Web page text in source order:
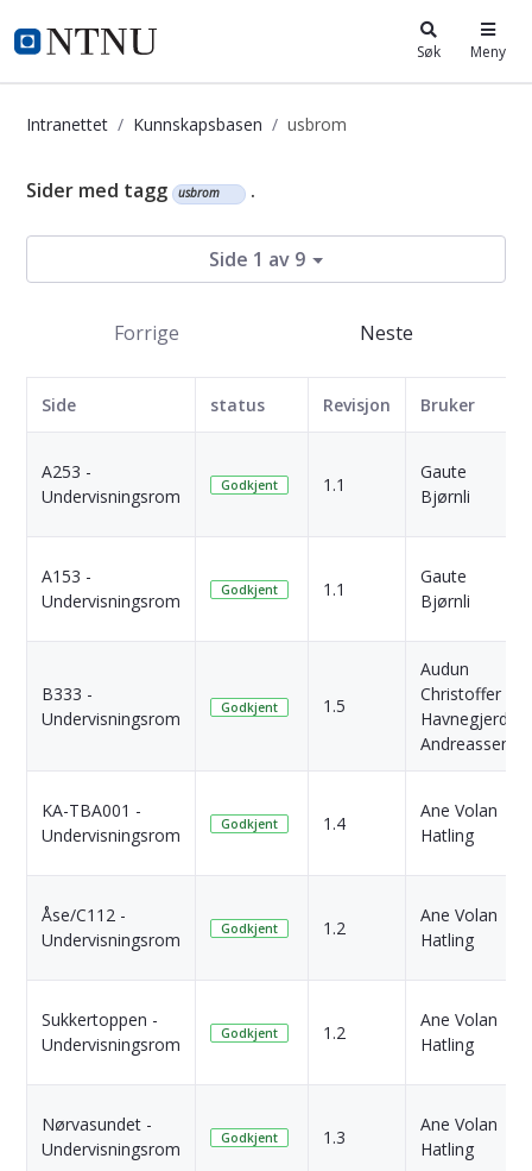
i.ntnu.no Søk Meny
Intranettet Kunnskapsbasen usbrom
Kunnskapsbasen
Sider med tagg usbrom .
Side 1 av 9
Forrige Neste
Side status Revisjon Bruker
A253 -
Undervisningsrom
Godkjent 1.1
Gaute
Bjørnli
A153 -
Undervisningsrom
Godkjent 1.1
Gaute
Bjørnli
B333 -
Undervisningsrom
Godkjent 1.5
Audun
Christoffer
Havnegjerde
Andreassen
KA-TBA001 -
Undervisningsrom
Godkjent 1.4
Ane Volan
Hatling
Åse/C112 -
Undervisningsrom
Godkjent 1.2
Ane Volan
Hatling
Sukkertoppen -
Undervisningsrom
Godkjent 1.2
Ane Volan
Hatling
Nørvasundet -
Undervisningsrom
Godkjent 1.3
Ane Volan
Hatling